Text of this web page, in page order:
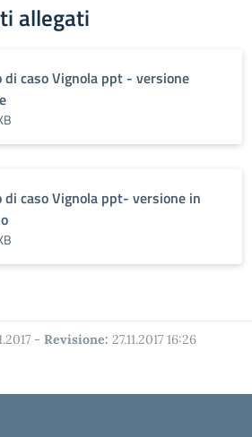
allegati
caso Vignola ppt - versione
caso Vignola ppt- versione in
- Revisione: 27.11.2017 16:26